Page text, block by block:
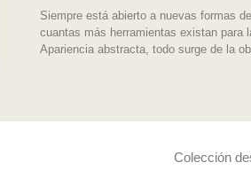
Siempre está abierto a nuevas formas
cuantas más herramientas existan para
Apariencia abstracta, todo surge de la
Colección